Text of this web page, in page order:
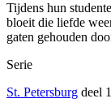
Tijdens hun
bloeit die liefde
gaten gehouden
Serie
St. Petersburg deel 1